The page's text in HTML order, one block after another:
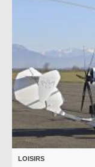
LOISIRS